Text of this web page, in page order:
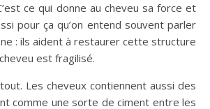
ce qui donne au cheveu sa force et
pour ça qu’on entend souvent parler
: ils aident à restaurer cette structure
est fragilisé.
Les cheveux contiennent aussi des
comme une sorte de ciment entre les